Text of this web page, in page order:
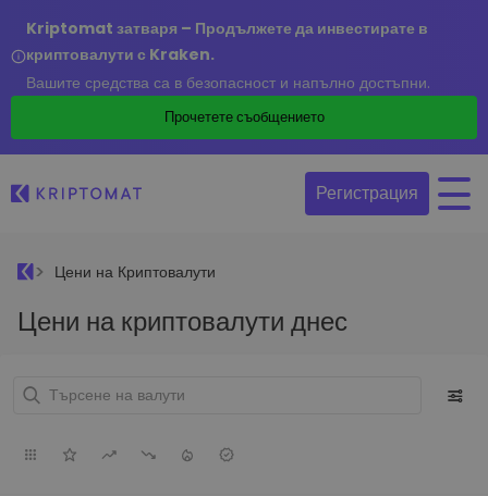
Kriptomat затваря – Продължете да инвестирате в
криптовалути с Kraken.
Вашите средства са в безопасност и напълно достъпни.
Прочетете съобщението
Регистрация
Цени на Криптовалути
Цени на криптовалути днес